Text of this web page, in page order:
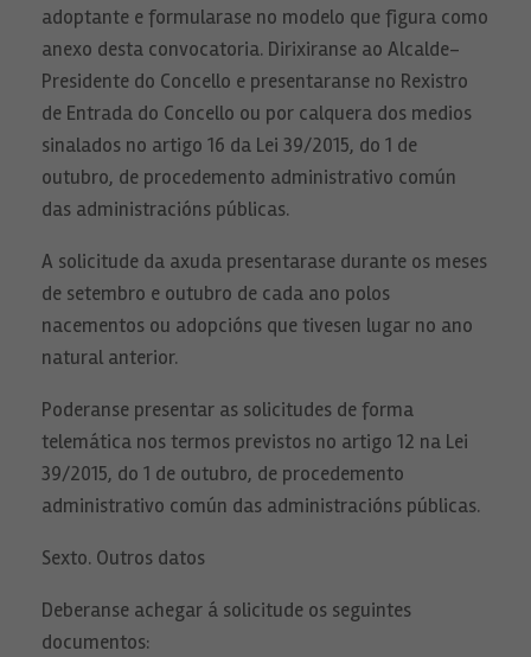
adoptante e formularase no modelo que figura como
anexo desta convocatoria. Dirixiranse ao Alcalde-
Presidente do Concello e presentaranse no Rexistro
de Entrada do Concello ou por calquera dos medios
sinalados no artigo 16 da Lei 39/2015, do 1 de
outubro, de procedemento administrativo común
das administracións públicas.
A solicitude da axuda presentarase durante os meses
de setembro e outubro de cada ano polos
nacementos ou adopcións que tivesen lugar no ano
natural anterior.
Poderanse presentar as solicitudes de forma
telemática nos termos previstos no artigo 12 na Lei
39/2015, do 1 de outubro, de procedemento
administrativo común das administracións públicas.
Sexto. Outros datos
Deberanse achegar á solicitude os seguintes
documentos:
Necesarias
cookies no
son
opcionales.
Son
para que
funcione la
web.
Estadísticas
podamos
mejorar la
funcionalidad
se usa la web.
Experiencia
Para que
visita. Si
rechaza estas